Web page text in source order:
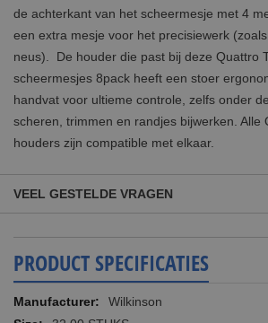
de achterkant van het scheermesje met 4
een extra mesje voor het precisiewerk
neus). De houder die past bij deze Quattro
scheermesjes 8pack heeft een stoer
handvat voor ultieme controle, zelfs onder
scheren, trimmen en randjes bijwerken. Alle
houders zijn compatible met elkaar.
VEEL GESTELDE VRAGEN
PRODUCT SPECIFICATIES
Meer
informatie
Wilkinson